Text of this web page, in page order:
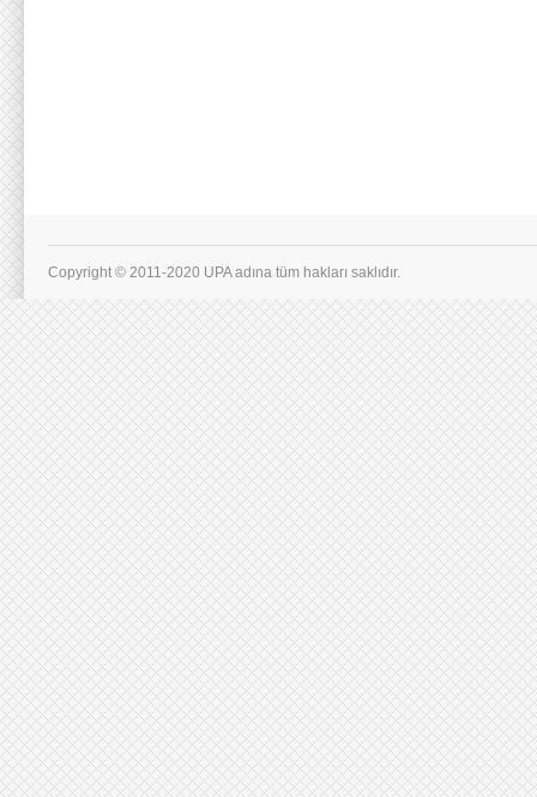
Copyright © 2011-2020 UPA adına tüm hakları saklıdır.